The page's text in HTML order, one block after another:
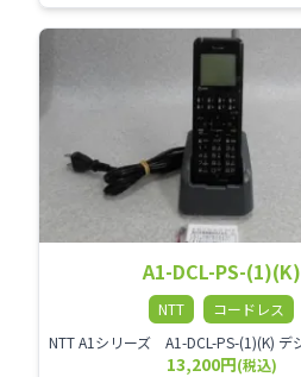
A1-DCL-PS-(1)(K)
NTT
コードレス
13,200円(税込)